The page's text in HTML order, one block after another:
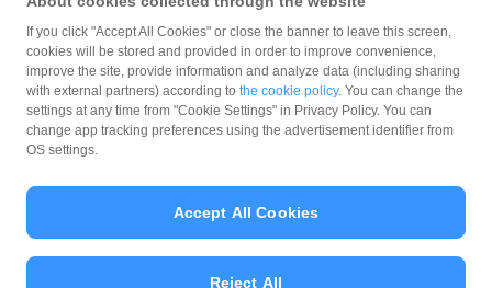
勧誘方針
マネロン等基本方針
カスタマーハラスメントに関する当社の考え方
© PayPay Corporation
If you click "Accept All Cookies" or close the banner to leave this screen,
cookies will be stored and provided in order to improve convenience,
improve the site, provide information and analyze data (including sharing
with external partners) according to the cookie policy. You can change the
settings at any time from "Cookie Settings" in Privacy Policy. You can
change app tracking preferences using the advertisement identifier from
OS settings.
Reject All
Accept All Cookies